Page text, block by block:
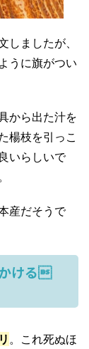
しましたが、
うに旗がつい
から出た汁を
楊枝を引っこ
いらしいで
産だそうで
ける
。これ死ぬほ